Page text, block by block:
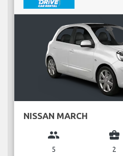
NISSAN MARCH
group
5
business_center
2